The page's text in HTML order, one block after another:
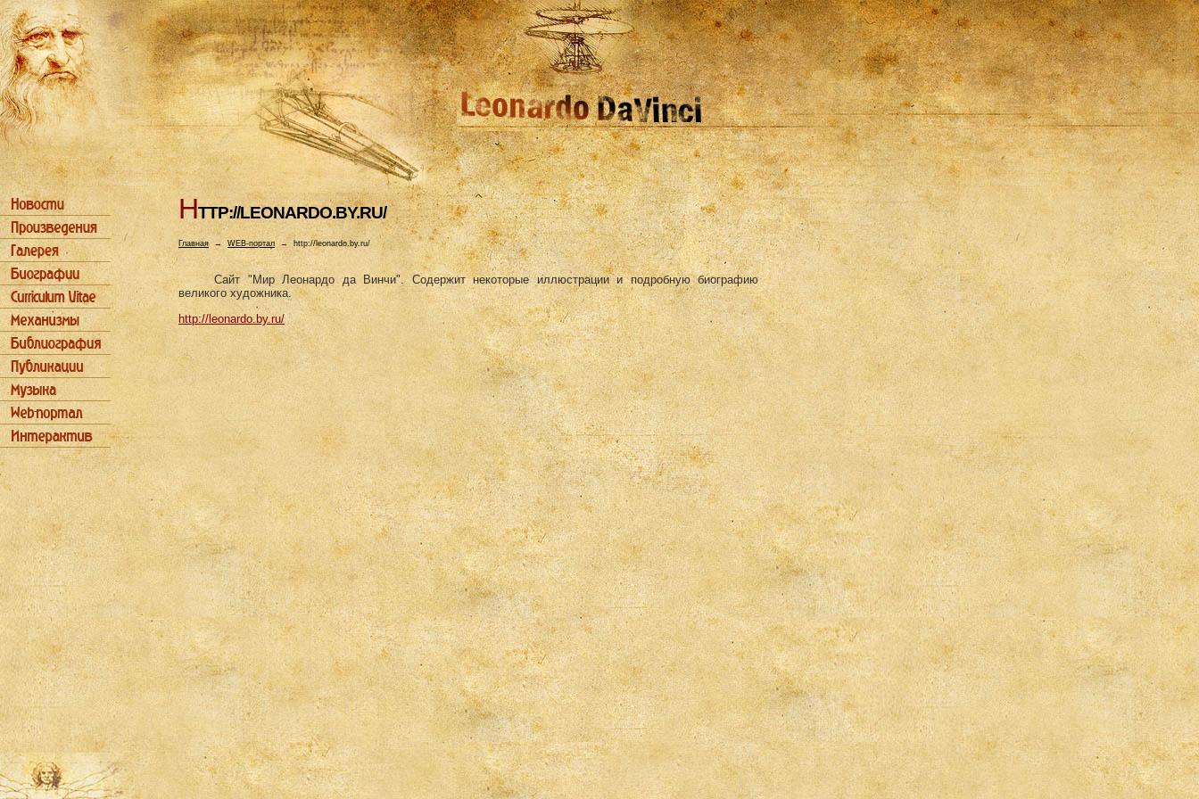
HTTP://LEONARDO.BY.RU/
Главная→ WEB-портал → http://leonardo.by.ru/
Сайт "Мир Леонардо да Винчи". Содержит некоторые иллюстрации и подробную биографию
великого художника.
http://leonardo.by.ru/